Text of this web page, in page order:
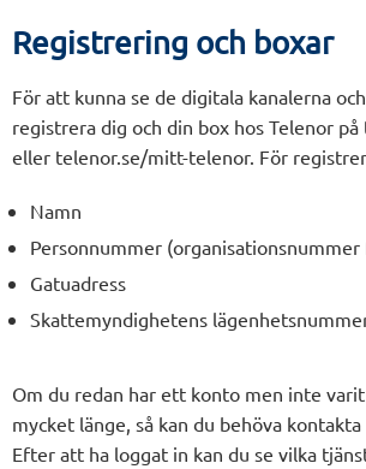
Registrering och boxar
För att kunna se de digitala kanalerna
registrera dig och din box hos Telenor
eller telenor.se/mitt-telenor. För
Namn
Personnummer
Gatuadress
Skattemyndighetens
Om du redan har ett konto men inte
mycket länge, så kan du behöva kontakta
Efter att ha loggat in kan du se vilka